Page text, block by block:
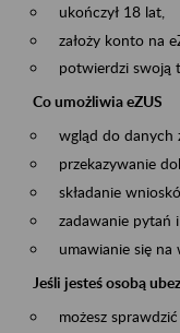
ukończył 18 lat,
założy konto na
potwierdzi swoją
Co umożliwia eZUS
wgląd do danych
przekazywanie
składanie
zadawanie pytań
umawianie się
Jeśli jesteś osobą
możesz